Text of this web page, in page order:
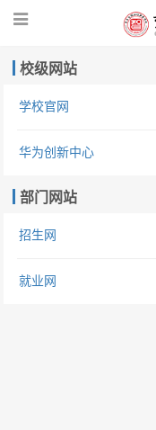
校级网站
学校官网
华为创新中心
部门网站
招生网
就业网